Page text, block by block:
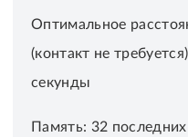
Оптимальное
(контакт не
секунды
Память: 32